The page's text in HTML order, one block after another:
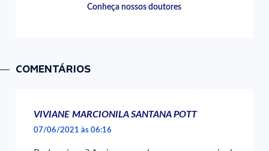
Conheça nossos doutores
COMENTÁRIOS
VIVIANE MARCIONILA SANTANA POTT
07/06/2021 às 06:16